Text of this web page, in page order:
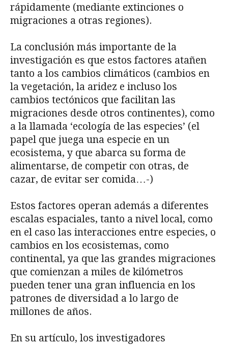
rápidamente (mediante extinciones o
migraciones a otras regiones).
La conclusión más importante de la
investigación es que estos factores atañen
tanto a los cambios climáticos (cambios en
la vegetación, la aridez e incluso los
cambios tectónicos que facilitan las
migraciones desde otros continentes), como
a la llamada ‘ecología de las especies’ (el
papel que juega una especie en un
ecosistema, y que abarca su forma de
alimentarse, de competir con otras, de
cazar, de evitar ser comida…-)
Estos factores operan además a diferentes
escalas espaciales, tanto a nivel local, como
en el caso las interacciones entre especies, o
cambios en los ecosistemas, como
continental, ya que las grandes migraciones
que comienzan a miles de kilómetros
pueden tener una gran influencia en los
patrones de diversidad a lo largo de
millones de años.
En su artículo, los investigadores